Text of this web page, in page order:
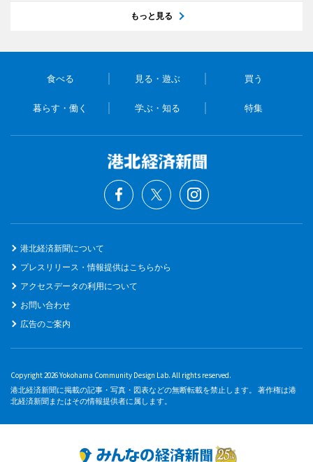
もっと見る
食べる 見る・遊ぶ 買う
暮らす・働く 学ぶ・知る 特集
港北経済新聞について
プレスリリース・情報提供はこちらから
アクセスデータの利用について
お問い合わせ
広告のご案内
Copyright 2026 Yokohama Community Design Lab. All rights reserved.
港北経済新聞に掲載の記事・写真・図表などの無断転載を禁止します。 著作権は港
北経済新聞またはその情報提供者に属します。